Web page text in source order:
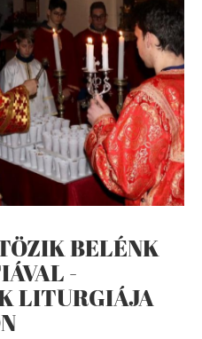
BELÉNK
-
LITURGIÁJA